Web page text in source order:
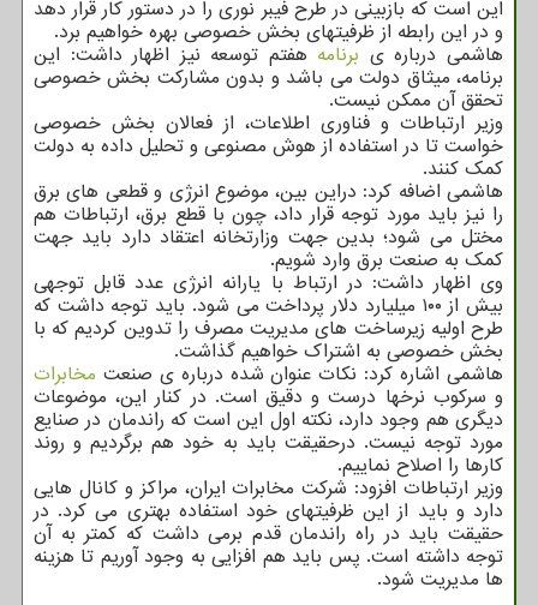
این است که بازبینی در طرح فیبر نوری را در دستور کار قرار دهد
و در این رابطه از ظرفیتهای بخش خصوصی بهره خواهیم برد.
هاشمی درباره ی برنامه هفتم توسعه نیز اظهار داشت: این
برنامه، میثاق دولت می باشد و بدون مشارکت بخش خصوصی
تحقق آن ممکن نیست.
وزیر ارتباطات و فناوری اطلاعات، از فعالان بخش خصوصی
خواست تا در استفاده از هوش مصنوعی و تحلیل داده به دولت
کمک کنند.
هاشمی اضافه کرد: دراین بین، موضوع انرژی و قطعی های برق
را نیز باید مورد توجه قرار داد، چون با قطع برق، ارتباطات هم
مختل می شود؛ بدین جهت وزارتخانه اعتقاد دارد باید جهت
کمک به صنعت برق وارد شویم.
وی اظهار داشت: در ارتباط با یارانه انرژی عدد قابل توجهی
بیش از ۱۰۰ میلیارد دلار پرداخت می شود. باید توجه داشت که
طرح اولیه زیرساخت های مدیریت مصرف را تدوین کردیم که با
بخش خصوصی به اشتراک خواهیم گذاشت.
هاشمی اشاره کرد: نکات عنوان شده درباره ی صنعت مخابرات
و سرکوب نرخها درست و دقیق است. در کنار این، موضوعات
دیگری هم وجود دارد، نکته اول این است که راندمان در صنایع
مورد توجه نیست. درحقیقت باید به خود هم برگردیم و روند
کارها را اصلاح نماییم.
وزیر ارتباطات افزود: شرکت مخابرات ایران، مراکز و کانال هایی
دارد و باید از این ظرفیتهای خود استفاده بهتری می کرد. در
حقیقت باید در راه راندمان قدم برمی داشت که کمتر به آن
توجه داشته است. پس باید هم افزایی به وجود آوریم تا هزینه
ها مدیریت شود.